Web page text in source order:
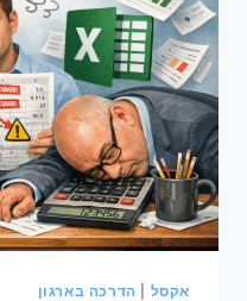
לפני
שמזמינים
הדרכה
אקסל הדרכה בארגון